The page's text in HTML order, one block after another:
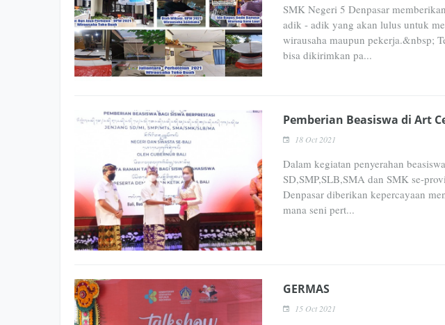
SMK Negeri 5 Denpasar
adik - adik yang akan lulus untuk
wirausaha maupun pekerja.&nbsp;
bisa dikirimkan pa...
Pemberian Beasiswa di Art
18 Oct 2021
Dalam kegiatan penyerahan
SD,SMP,SLB,SMA dan SMK se-
Denpasar diberikan kepercayaan
mana seni pert...
GERMAS
15 Oct 2021